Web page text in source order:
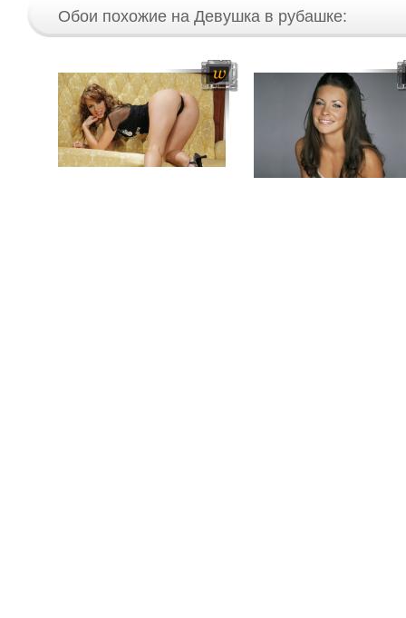
Обои похожие на Девушка в рубашке: